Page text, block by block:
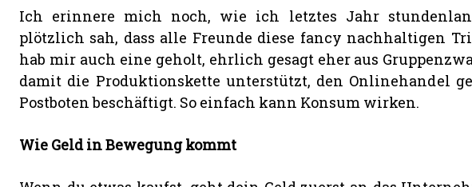
Ich erinnere mich noch, wie ich letztes Jahr
plötzlich sah, dass alle Freunde diese fancy nachhaltigen
hab mir auch eine geholt, ehrlich gesagt eher aus
damit die Produktionskette unterstützt, den Onlinehandel
Postboten beschäftigt. So einfach kann Konsum wirken.
Wie Geld in Bewegung kommt